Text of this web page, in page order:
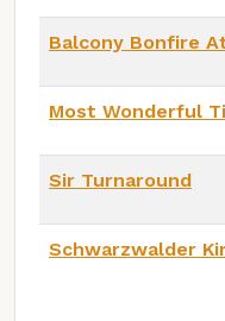
Balcony Bonfire
Most Wonderful
Sir Turnaround
Schwarzwalder